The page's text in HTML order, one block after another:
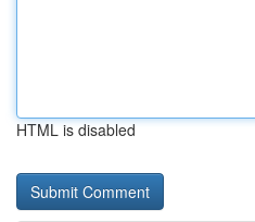
HTML is disabled